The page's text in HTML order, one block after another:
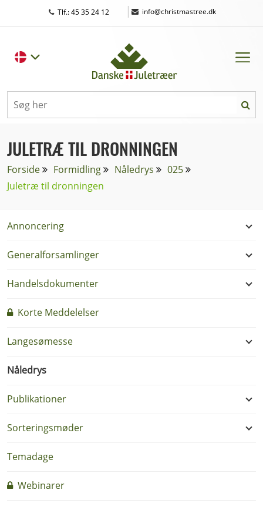
Tlf.: 45 35 24 12 | info@christmastree.dk
JULETRÆ TIL DRONNINGEN
Forside Formidling Nåledrys
025
Juletræ til dronningen
Annoncering
Generalforsamlinger
Handelsdokumenter
Korte Meddelelser
Langesømesse
Nåledrys
Publikationer
Sorteringsmøder
Temadage
Webinarer